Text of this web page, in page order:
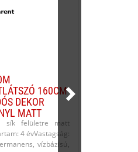
160CM
DEKOR
MATT
sík felületre matt
4 évVastagság:
vízbázisú,